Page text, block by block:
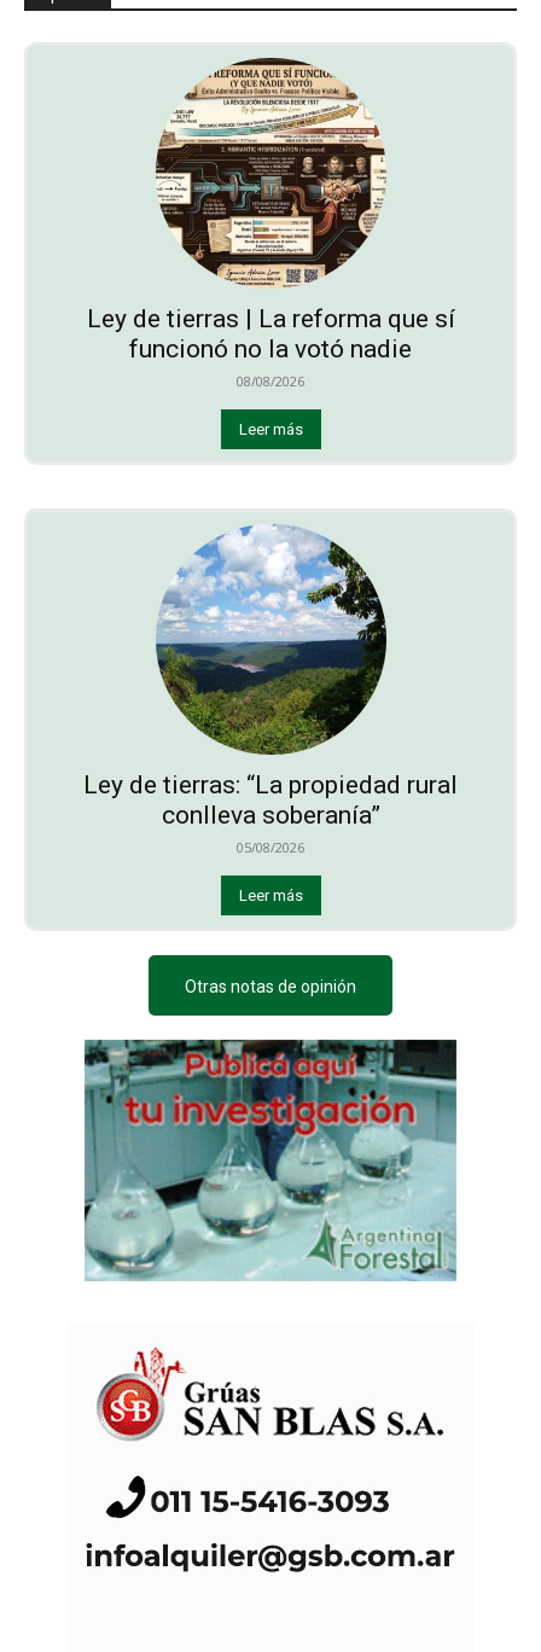
Ley de tierras | La reforma que sí
funcionó no la votó nadie
08/08/2026
Leer más
Ley de tierras: “La propiedad rural
conlleva soberanía”
05/08/2026
Leer más
Otras notas de opinión